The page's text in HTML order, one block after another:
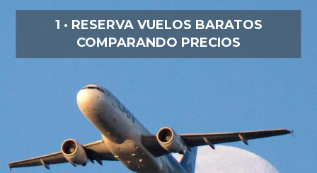
1 · RESERVA VUELOS BARATOS
COMPARANDO PRECIOS